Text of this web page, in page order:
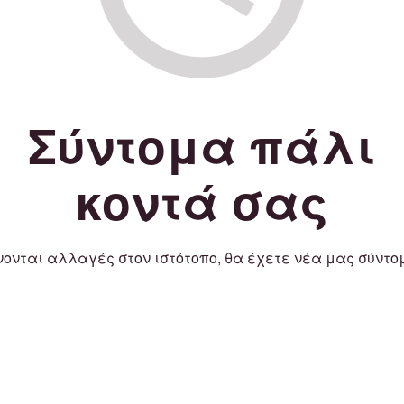
Σύντομα πάλι
κοντά σας
αλλαγές στον ιστότοπο, θα έχετε νέα μας